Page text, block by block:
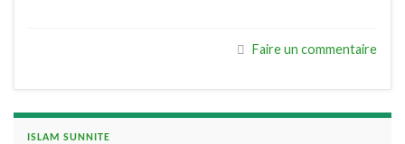
Faire un commentaire
ISLAM SUNNITE